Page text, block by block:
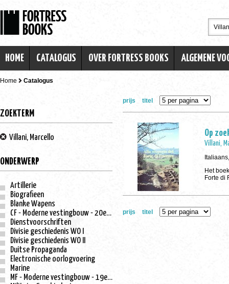
HOME CATALOGUS OVER FORTRESS BOOKS ALGEMENE
Home Catalogus
ZOEKTERM
Villani, Marcello
ONDERWERP
Artillerie
Biografieen
Blanke Wapens
CF - Moderne vestingbouw - 20e eeuw
Dienstvoorschriften
Divisie geschiedenis WO I
Divisie geschiedenis WO II
Duitse Propaganda
Electronische oorlogvoering
Marine
MF - Moderne vestingbouw - 19e eeuw
prijs titel
Op
Villani,
Het
Forte di
prijs titel